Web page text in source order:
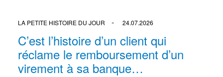
LA PETITE HISTOIRE DU JOUR 24.07.2026
C’est l’histoire d’un client qui
réclame le remboursement d’un
virement à sa banque…